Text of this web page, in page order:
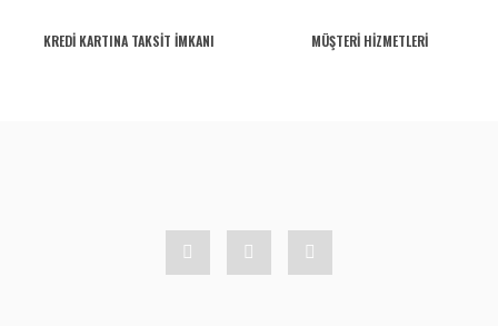
KREDİ KARTINA TAKSİT İMKANI MÜŞTERİ HİZMETLERİ